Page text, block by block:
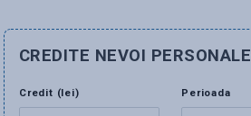
CREDITE NEVOI PERSONALE
Credit (lei) Perioada